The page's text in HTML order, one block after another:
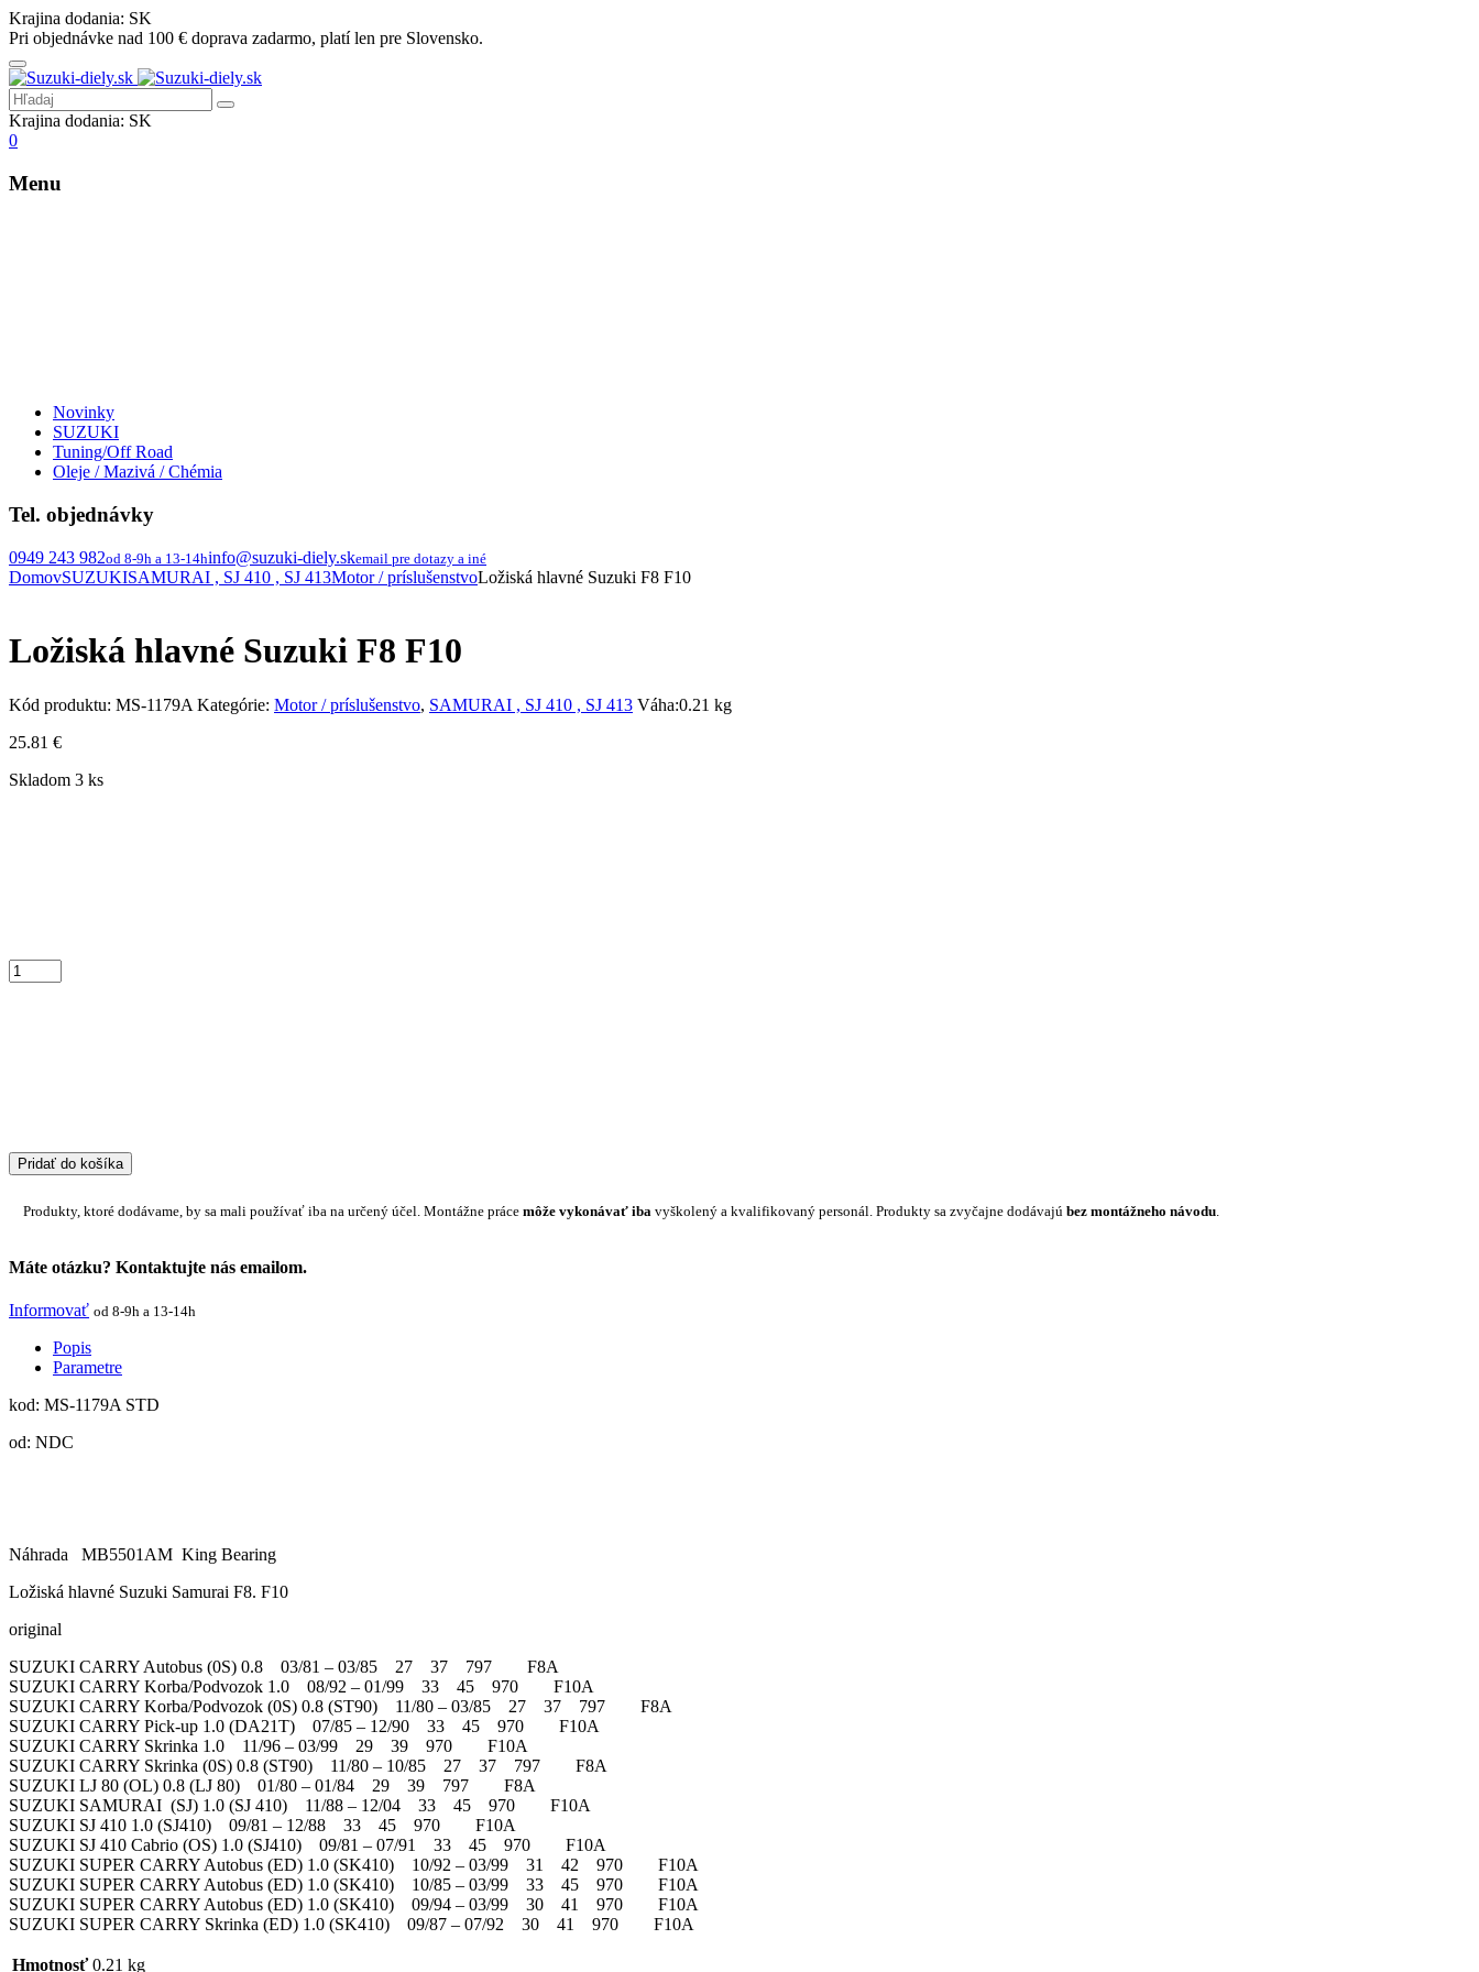
Krajina dodania: SK
Pri objednávke nad 100 € doprava zadarmo, platí len pre Slovensko.
Krajina dodania: SK
0
Menu
Novinky
SUZUKI
Tuning/Off Road
Oleje / Mazivá / Chémia
Tel. objednávky
0949 243 982od 8-9h a 13-14hinfo@suzuki-diely.skemail pre dotazy a iné
DomovSUZUKISAMURAI , SJ 410 , SJ 413Motor / príslušenstvoLožiská hlavné Suzuki F8 F10
Ložiská hlavné Suzuki F8 F10
Kód produktu: MS-1179A Kategórie: Motor / príslušenstvo, SAMURAI , SJ 410 , SJ 413 Váha:0.21 kg
25.81 €
Skladom 3 ks
Pridať do košíka
Produkty, ktoré dodávame, by sa mali používať iba na určený účel. Montážne práce môže vykonávať iba vyškolený a kvalifikovaný personál. Produkty sa zvyčajne dodávajú bez montážneho návodu
Máte otázku? Kontaktujte nás emailom.
Informovať od 8-9h a 13-14h
Popis
Parametre
kod: MS-1179A STD
od: NDC
Náhrada MB5501AM King Bearing
Ložiská hlavné Suzuki Samurai F8. F10
original
SUZUKI CARRY Autobus (0S) 0.8 03/81 – 03/85 27 37 797 F8A
SUZUKI CARRY Korba/Podvozok 1.0 08/92 – 01/99 33 45 970 F10A
SUZUKI CARRY Korba/Podvozok (0S) 0.8 (ST90) 11/80 – 03/85 27 37 797 F8A
SUZUKI CARRY Pick-up 1.0 (DA21T) 07/85 – 12/90 33 45 970 F10A
SUZUKI CARRY Skrinka 1.0 11/96 – 03/99 29 39 970 F10A
SUZUKI CARRY Skrinka (0S) 0.8 (ST90) 11/80 – 10/85 27 37 797 F8A
SUZUKI LJ 80 (OL) 0.8 (LJ 80) 01/80 – 01/84 29 39 797 F8A
SUZUKI SAMURAI (SJ) 1.0 (SJ 410) 11/88 – 12/04 33 45 970 F10A
SUZUKI SJ 410 1.0 (SJ410) 09/81 – 12/88 33 45 970 F10A
SUZUKI SJ 410 Cabrio (OS) 1.0 (SJ410) 09/81 – 07/91 33 45 970 F10A
SUZUKI SUPER CARRY Autobus (ED) 1.0 (SK410) 10/92 – 03/99 31 42 970 F10A
SUZUKI SUPER CARRY Autobus (ED) 1.0 (SK410) 10/85 – 03/99 33 45 970 F10A
SUZUKI SUPER CARRY Autobus (ED) 1.0 (SK410) 09/94 – 03/99 30 41 970 F10A
SUZUKI SUPER CARRY Skrinka (ED) 1.0 (SK410) 09/87 – 07/92 30 41 970 F10A
Hmotnosť 0.21 kg